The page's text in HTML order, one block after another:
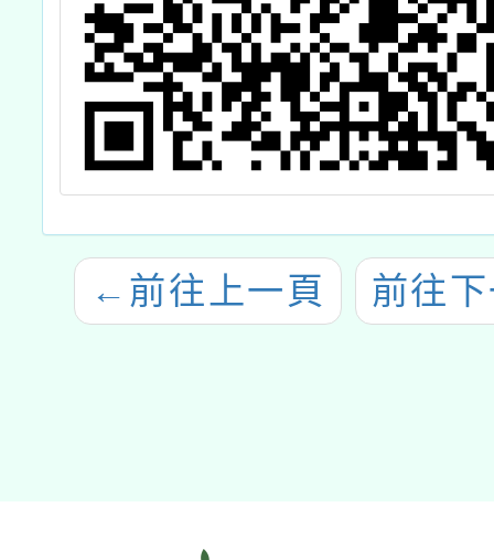
← 前往上一頁 前往